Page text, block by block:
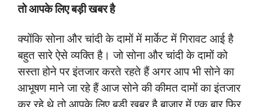
तो आपके लिए बड़ी खबर है
क्योंकि सोना और चांदी के दामों में मार्केट में गिरावट आई है
बहुत सारे ऐसे व्यक्ति है। जो सोना और चांदी के दामों को
सस्ता होने पर इंतजार करते रहते हैं अगर आप भी सोने का
आभूषण माने जा रहे हैं आज सोने की कीमत दामों का इंतजार
कर रहे थे तो आपके लिए बड़ी खबर है बाजार में एक बार फिर